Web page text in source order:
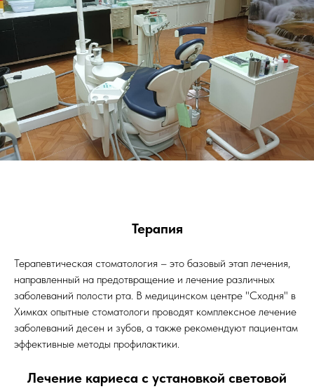
Терапия
Терапевтическая стоматология – это базовый этап лечения,
направленный на предотвращение и лечение различных
заболеваний полости рта. В медицинском центре "Сходня" в
Химках опытные стоматологи проводят комплексное лечение
заболеваний десен и зубов, а также рекомендуют пациентам
эффективные методы профилактики.
Лечение кариеса с установкой световой